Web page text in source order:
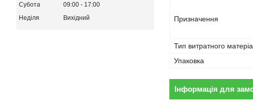
Призначення
Тип витратного
Упаковка
Інформація для
Субота
09:00
17:00
Неділя
Вихідний